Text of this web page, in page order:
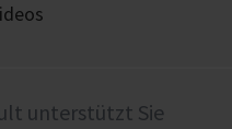
unterstützt Sie